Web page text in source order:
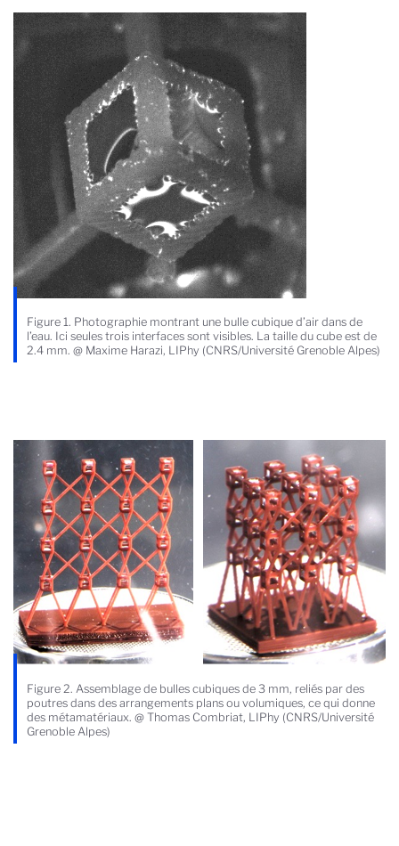
Figure 1. Photographie montrant une bulle cubique d’air dans de
l’eau. Ici seules trois interfaces sont visibles. La taille du cube est de
2.4 mm. @ Maxime Harazi, LIPhy (CNRS/Université Grenoble Alpes)
Figure 2. Assemblage de bulles cubiques de 3 mm, reliés par des
poutres dans des arrangements plans ou volumiques, ce qui donne
des métamatériaux. @ Thomas Combriat, LIPhy (CNRS/Université
Grenoble Alpes)